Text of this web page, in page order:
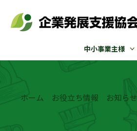
中小事業主様
ホーム お役立ち情報 お知らせ